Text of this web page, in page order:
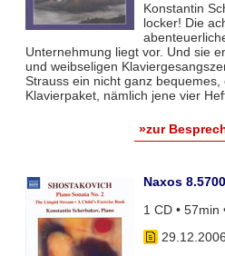
Konstantin
locker! Die
Unternehmung liegt vor. Und sie
und weibseligen
Strauss ein nicht ganz bequemes,
Klavierpaket, nämlich jene vier
»zur
Naxos
1 CD • 57min
29.12.2006